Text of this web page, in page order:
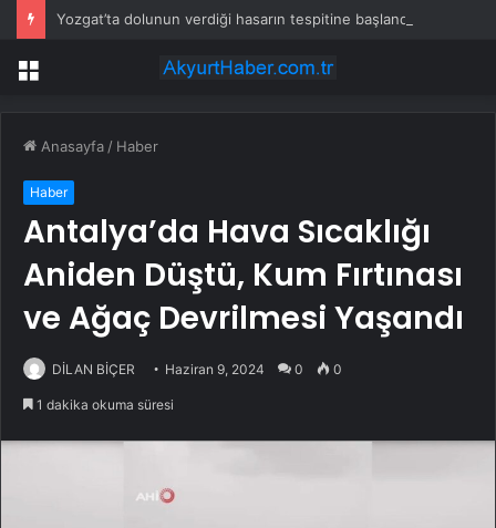
Yozgat’ta dolunun verdiği hasarın tespitine başlandı
Menü
Anasayfa / Haber
Haber
Antalya’da Hava Sıcaklığı
Aniden Düştü, Kum Fırtınası
ve Ağaç Devrilmesi Yaşandı
DİLAN BİÇER Haziran 9, 2024 0 0
1 dakika okuma süresi